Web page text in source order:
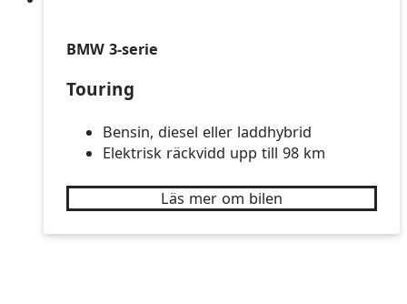
BMW 3-serie
Touring
Bensin, diesel eller laddhybrid
Elektrisk räckvidd upp till 98 km
Läs mer om bilen